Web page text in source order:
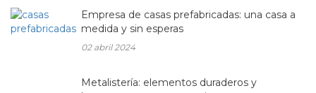
Empresa de casas prefabricadas: una casa a
medida y sin esperas
02 abril 2024
Metalistería: elementos duraderos y